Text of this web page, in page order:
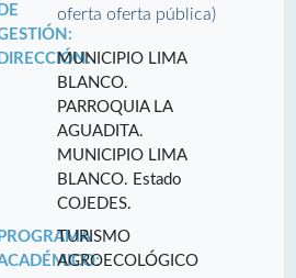
DE
oferta oferta pública)
DIRECCIÓN:MUNICIPIO LIMA
BLANCO.
PARROQUIA LA
AGUADITA.
MUNICIPIO LIMA
BLANCO. Estado
COJEDES.
PROGRAMATURISMO
AGROECOLÓGICO